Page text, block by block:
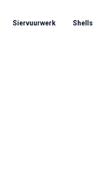
Siervuurwerk Shells